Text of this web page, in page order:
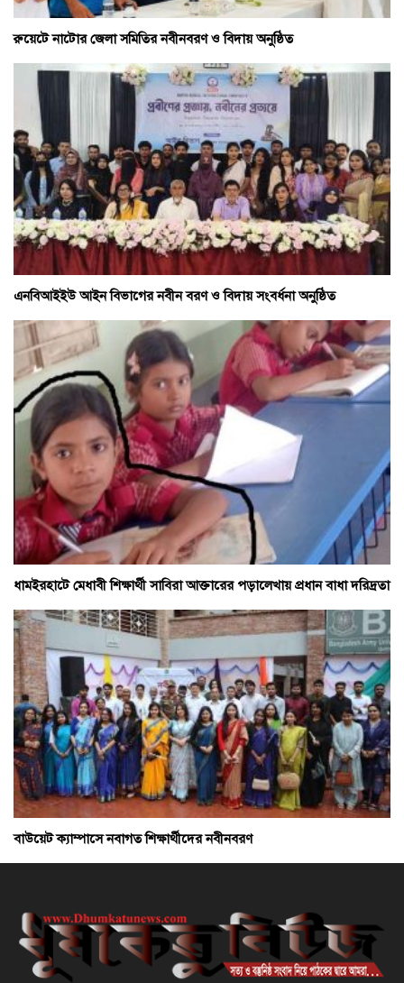
রুয়েটে নাটোর জেলা সমিতির নবীনবরণ ও বিদায় অনুষ্ঠিত
এনবিআইইউ আইন বিভাগের নবীন বরণ ও বিদায় সংবর্ধনা অনুষ্ঠিত
ধামইরহাটে মেধাবী শিক্ষার্থী সাবিরা আক্তারের পড়ালেখায় প্রধান বাধা দরিদ্রতা
বাউয়েট ক্যাম্পাসে নবাগত শিক্ষার্থীদের নবীনবরণ